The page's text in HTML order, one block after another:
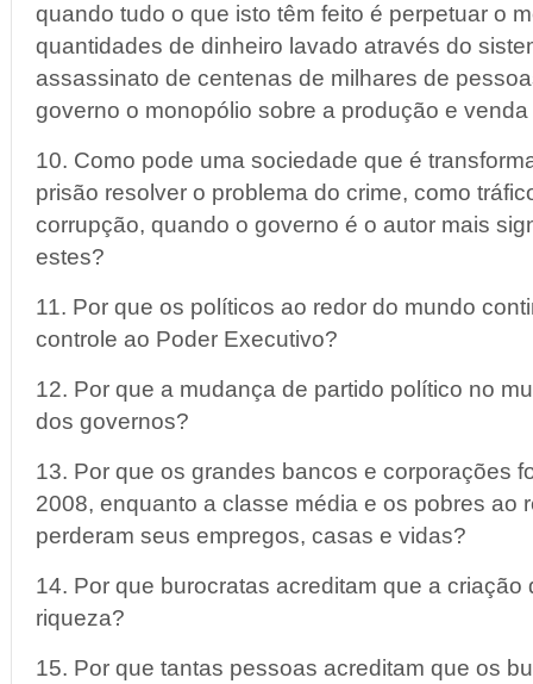
quando tudo o que isto têm feito é perpetuar o
quantidades de dinheiro lavado através do
assassinato de centenas de milhares de
governo o monopólio sobre a produção e
10. Como pode uma sociedade que é
prisão resolver o problema do crime, como
corrupção, quando o governo é o autor mais
estes?
11. Por que os políticos ao redor do mundo
controle ao Poder Executivo?
12. Por que a mudança de partido político no
dos governos?
13. Por que os grandes bancos e corporações
2008, enquanto a classe média e os pobres ao
perderam seus empregos, casas e vidas?
14. Por que burocratas acreditam que a criação
riqueza?
15. Por que tantas pessoas acreditam que os